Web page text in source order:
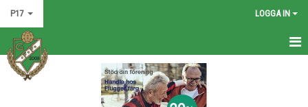
P17 LOGGA IN
HEM